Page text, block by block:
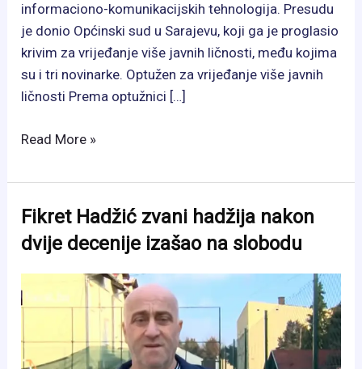
informaciono-komunikacijskih tehnologija. Presudu
je donio Općinski sud u Sarajevu, koji ga je proglasio
krivim za vrijeđanje više javnih ličnosti, među kojima
su i tri novinarke. Optužen za vrijeđanje više javnih
ličnosti Prema optužnici […]
Osuđen
Pašić:
izrekao
zatvorsku
zbog
psihičkog
nasilja
putem
Read More »
Fikret Hadžić zvani hadžija nakon
dvije decenije izašao na slobodu